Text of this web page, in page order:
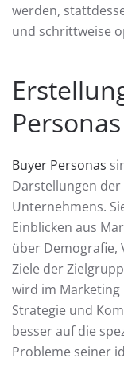
werden,
und schrittweise
Personas
Buyer Personas
Darstellungen
Unternehmens.
Einblicken aus
über Demografie,
Ziele der
wird im
Strategie und
besser auf die
Probleme seiner